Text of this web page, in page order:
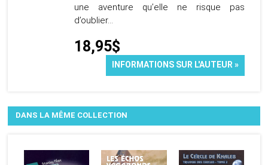
une aventure qu’elle ne risque pas
d’oublier…
18,95$
INFORMATIONS SUR L'AUTEUR »
DANS LA MÊME COLLECTION